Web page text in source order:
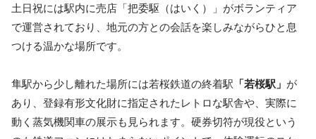
土日祝には駅内に売店「把委駆（はいく）」がボランティア
で運営されており、地元の方との会話を楽しみながらひと息
つける温かな場所です。
隼駅から少し離れた場所には若桜鉄道の終着駅 「若桜駅」 が
あり、登録有形文化財に指定されたレトロな駅舎や、実際に
動く蒸気機関車の展示も見られます。硬券切符が現役という